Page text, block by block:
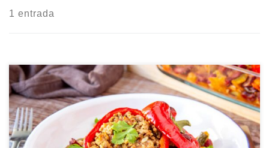
1 entrada
Cómo preparar paso a paso la receta de
pimientos rellenos de carne y verduras con